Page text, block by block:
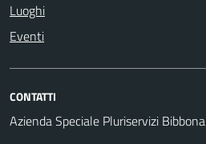
Luoghi
Eventi
CONTATTI
Azienda Speciale Pluriservizi Bibbona